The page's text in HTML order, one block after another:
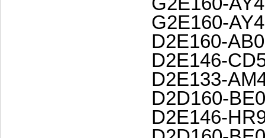
G2E160-
D2E160-
D2E146-
D2E133-
D2D160-
D2E146-